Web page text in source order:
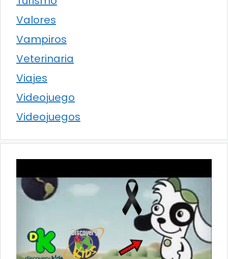
Valores
Vampiros
Veterinaria
Viajes
Videojuego
Videojuegos